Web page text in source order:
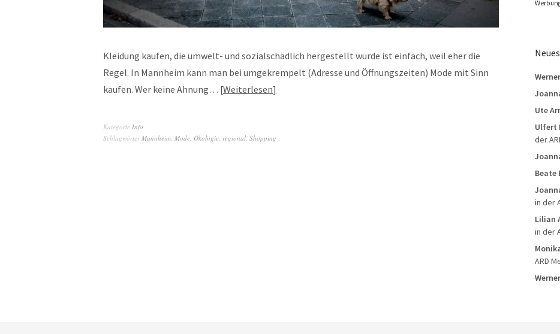
Kleidung kaufen, die umwelt- und sozialschädlich hergestellt wurde ist einfach, weil eher die
Regel. In Mannheim kann man bei umgekrempelt (Adresse und Öffnungszeiten) Mode mit Sinn
kaufen. Wer keine Ahnung… Weiterlesen
Kategorie Info
SchlagwörterMannheim, Mode, Ökologie, regional, Shopping
Ute
Ulfert
der
Beate
in der
Lilian
in der
ARD